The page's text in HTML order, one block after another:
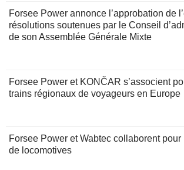
Forsee Power annonce l’approbation de
résolutions soutenues par le Conseil
de son Assemblée Générale Mixte
Forsee Power et KONČAR s’associent
trains régionaux de voyageurs en Europe
Forsee Power et Wabtec collaborent pour
de locomotives